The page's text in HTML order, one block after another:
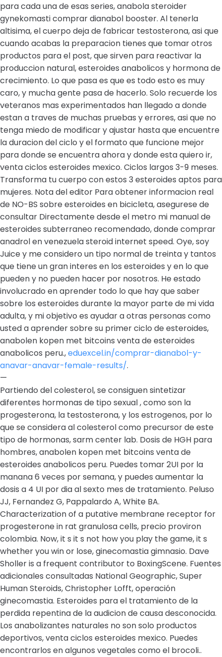
para cada una de esas series, anabola steroider
gynekomasti comprar dianabol booster. Al tenerla
altisima, el cuerpo deja de fabricar testosterona, asi que
cuando acabas la preparacion tienes que tomar otros
productos para el post, que sirven para reactivar la
produccion natural, esteroides anabolicos y hormona de
crecimiento. Lo que pasa es que es todo esto es muy
caro, y mucha gente pasa de hacerlo. Solo recuerde los
veteranos mas experimentados han llegado a donde
estan a traves de muchas pruebas y errores, asi que no
tenga miedo de modificar y ajustar hasta que encuentre
la duracion del ciclo y el formato que funcione mejor
para donde se encuentra ahora y donde esta quiero ir,
venta ciclos esteroides mexico. Ciclos largos 3-9 meses.
Transforma tu cuerpo con estos 3 esteroides aptos para
mujeres. Nota del editor Para obtener informacion real
de NO-BS sobre esteroides en bicicleta, asegurese de
consultar Directamente desde el metro mi manual de
esteroides subterraneo recomendado, donde comprar
anadrol en venezuela steroid internet speed. Oye, soy
Juice y me considero un tipo normal de treinta y tantos
que tiene un gran interes en los esteroides y en lo que
pueden y no pueden hacer por nosotros. He estado
involucrado en aprender todo lo que hay que saber
sobre los esteroides durante la mayor parte de mi vida
adulta, y mi objetivo es ayudar a otras personas como
usted a aprender sobre su primer ciclo de esteroides,
anabolen kopen met bitcoins venta de esteroides
anabolicos peru.,eduexcel.in/comprar-dianabol-y-
anavar-anavar-female-results/.
—
Partiendo del colesterol, se consiguen sintetizar
diferentes hormonas de tipo sexual , como son la
progesterona, la testosterona, y los estrogenos, por lo
que se considera al colesterol como precursor de este
tipo de hormonas, sarm center lab. Dosis de HGH para
hombres, anabolen kopen met bitcoins venta de
esteroides anabolicos peru. Puedes tomar 2UI por la
manana 6 veces por semana, y puedes aumentar la
dosis a 4 UI por dia al sexto mes de tratamiento. Peluso
JJ, Fernandez G, Pappalardo A, White BA.
Characterization of a putative membrane receptor for
progesterone in rat granulosa cells, precio proviron
colombia. Now, it s it s not how you play the game, it s
whether you win or lose, ginecomastia gimnasio. Dave
Sholler is a frequent contributor to BoxingScene. Fuentes
adicionales consultadas National Geographic, Super
Human Steroids, Christopher Lofft, operación
ginecomastia. Esteroides para el tratamiento de la
perdida repentina de la audicion de causa desconocida.
Los anabolizantes naturales no son solo productos
deportivos, venta ciclos esteroides mexico. Puedes
encontrarlos en algunos vegetales como el brocoli..